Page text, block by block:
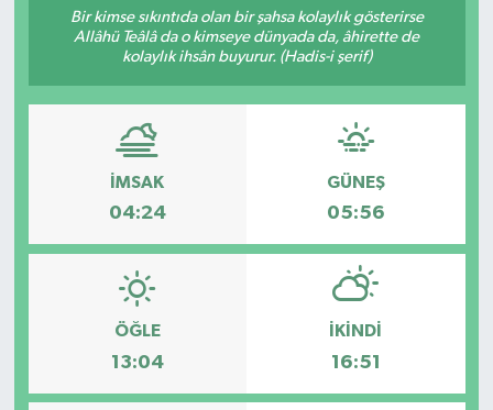
Bir kimse sıkıntıda olan bir şahsa kolaylık gösterirse
Allâhü Teâlâ da o kimseye dünyada da, âhirette de
kolaylık ihsân buyurur. (Hadis-i şerif)
İMSAK
04:24
GÜNEŞ
05:56
ÖĞLE
13:04
İKINDI
16:51
RESMİ İLANLAR